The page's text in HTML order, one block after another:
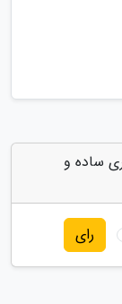
شلف توکار کد 004؛ کاربری ساده و
رای